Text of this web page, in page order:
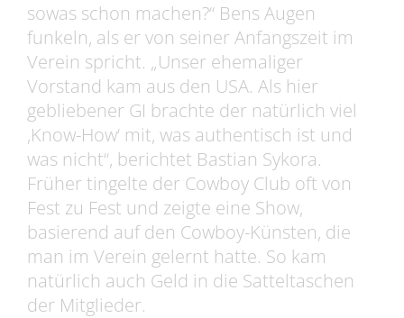
sowas schon machen?“ Bens Augen
funkeln, als er von seiner Anfangszeit im
Verein spricht. „Unser ehemaliger
Vorstand kam aus den USA. Als hier
gebliebener GI brachte der natürlich viel
‚Know-How‘ mit, was authentisch ist und
was nicht“, berichtet Bastian Sykora.
Früher tingelte der Cowboy Club oft von
Fest zu Fest und zeigte eine Show,
basierend auf den Cowboy-Künsten, die
man im Verein gelernt hatte. So kam
natürlich auch Geld in die Satteltaschen
der Mitglieder.